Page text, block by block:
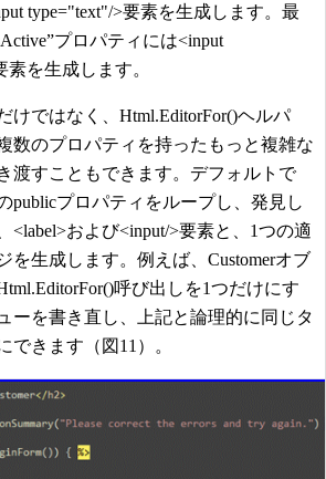
type="text"/>要素を生成します。最
プロパティには<input
素を生成します。
ではなく、Html.EditorFor()ヘルパ
数のプロパティを持ったもっと複雑な
渡すこともできます。デフォルトで
publicプロパティをループし、発見し
<label>および<input/>要素と、1つの適
を生成します。例えば、Customerオブ
呼び出しを1つだけにす
ーを書き直し、上記と論理的に同じタ
できます（図11）。